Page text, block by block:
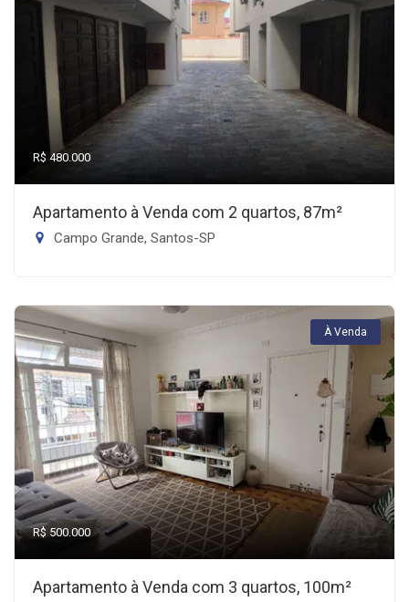
R$ 480.000
Apartamento à Venda com 2 quartos, 87m²
Campo Grande, Santos-SP
À Venda
R$ 500.000
Apartamento à Venda com 3 quartos, 100m²